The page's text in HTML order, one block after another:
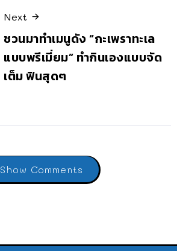
Next
ชวนมาทำเมนูดัง “กะเพราทะเล
แบบพรีเมี่ยม” ทำกินเองแบบจัด
เต็ม ฟินสุดๆ
Show Comments